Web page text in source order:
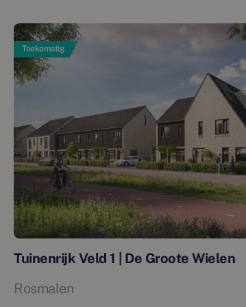
Toekomstig
Tuinenrijk Veld 1 | De Groote Wielen
Rosmalen